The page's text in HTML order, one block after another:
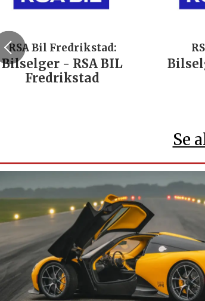
RSA Bil Fredrikstad:
Bilselger - RSA BIL
Fredrikstad
Se